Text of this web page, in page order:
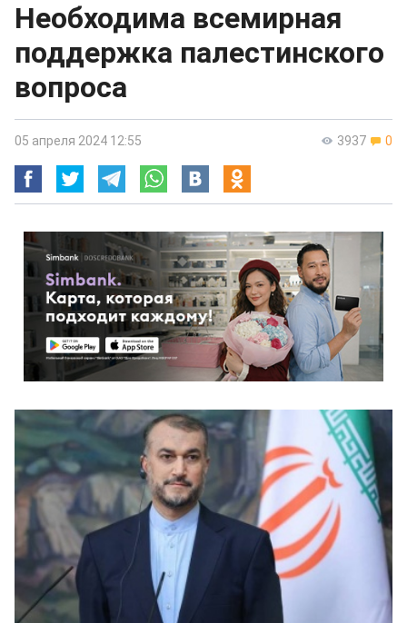
Необходима всемирная
поддержка палестинского
вопроса
3937 0
05 апреля 2024 12:55